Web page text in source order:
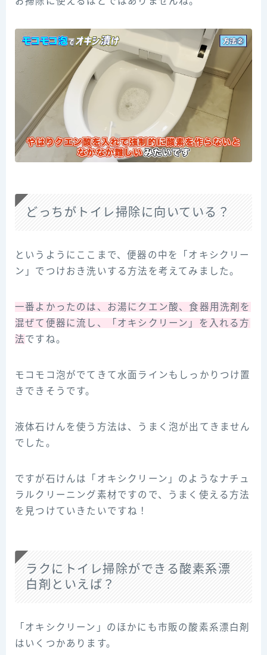
どっちがトイレ掃除に向いている？
というようにここまで、便器の中を「オキシクリー
ン」でつけおき洗いする方法を考えてみました。
一番よかったのは、お湯にクエン酸、食器用洗剤を
混ぜて便器に流し、「オキシクリーン」を入れる方
法ですね。
モコモコ泡がでてきて水面ラインもしっかりつけ置
きできそうです。
液体石けんを使う方法は、うまく泡が出てきません
でした。
ですが石けんは「オキシクリーン」のようなナチュ
ラルクリーニング素材ですので、うまく使える方法
を見つけていきたいですね！
ラクにトイレ掃除ができる酸素系漂
白剤といえば？
「オキシクリーン」のほかにも市販の酸素系漂白剤
はいくつかあります。